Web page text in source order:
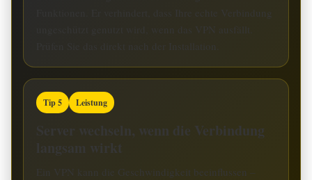
Funktionen. Er verhindert, dass Ihre echte Verbindung
ungeschützt genutzt wird, wenn das VPN ausfällt.
Tip 5 Leistung
Server wechseln, wenn die Verbindung
langsam wirkt
Ein VPN kann die Geschwindigkeit beeinflussen –